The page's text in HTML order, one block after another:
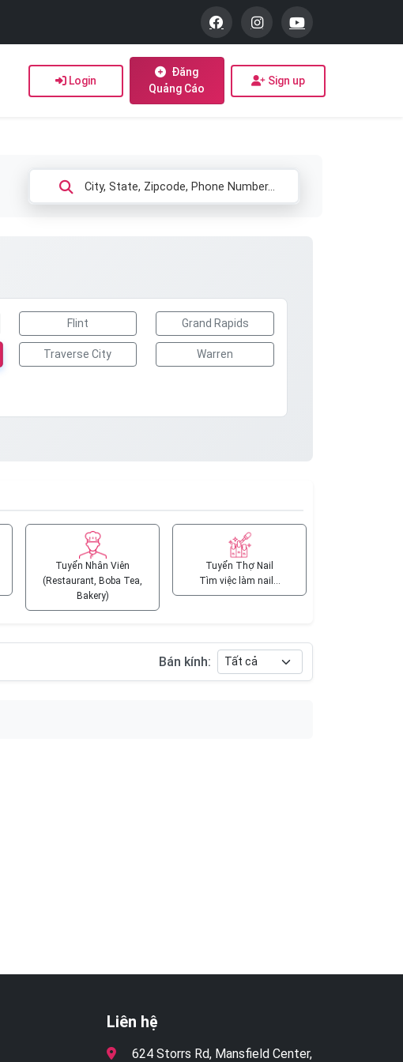
Login
Đăng
Quảng Cáo
Sign up
Flint Grand Rapids
Traverse City Warren
Tuyển Nhân Viên
(Restaurant, Boba Tea,
Bakery)
Tuyển Thợ Nail
Tìm việc làm nail…
Bán kính:
Liên hệ
624 Storrs Rd, Mansfield Center,